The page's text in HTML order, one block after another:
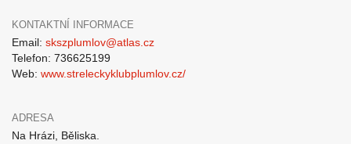
KONTAKTNÍ INFORMACE
Email: skszplumlov@atlas.cz
Telefon: 736625199
Web: www.streleckyklubplumlov.cz/
ADRESA
Na Hrázi, Běliska.